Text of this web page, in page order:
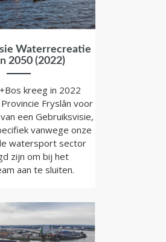
Waterrecreatie
2050 (2022)
kreeg in 2022
Fryslân voor
een Gebruiksvisie,
vanwege onze
watersport sector
zijn om bij het
aan te sluiten.